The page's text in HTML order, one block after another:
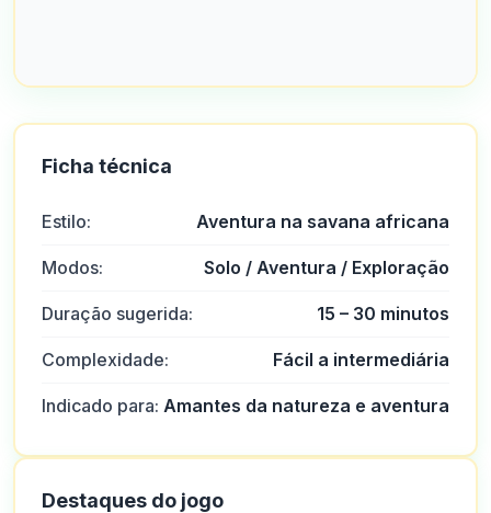
Ficha técnica
Estilo: Aventura na savana africana
Modos: Solo / Aventura / Exploração
Duração sugerida: 15 – 30 minutos
Complexidade: Fácil a intermediária
Indicado para: Amantes da natureza e aventura
Destaques do jogo